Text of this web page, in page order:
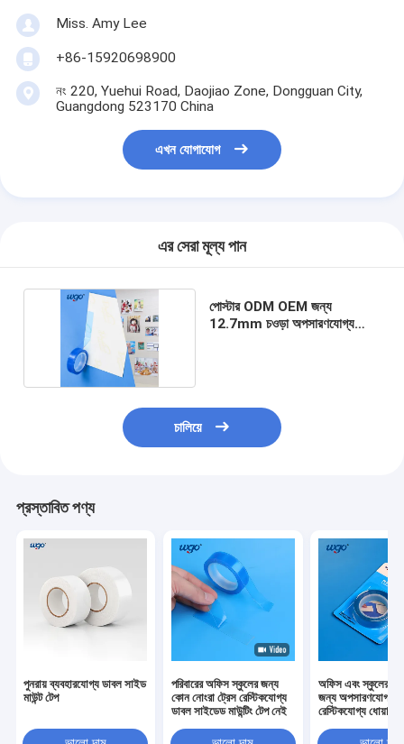
Miss. Amy Lee
+86-15920698900
নং 220, Yuehui Road, Daojiao Zone, Dongguan City,
Guangdong 523170 China
এখন যোগাযোগ
এর সেরা মূল্য পান
পোস্টার ODM OEM জন্য
12.7mm চওড়া অপসারণযোগ্য
চালিয়ে
প্রস্তাবিত পণ্য
পুনরায় ব্যবহারযোগ্য ডাবল সাইড
মাউন্ট টেপ
পরিবারের অফিস স্কুলের জন্য
কোন নোংরা ট্রেস রেস্টিকযোগ্য
ডাবল সাইডেড মাউন্টিং টেপ নেই
অফিস এবং স্কুলের
জন্য অপসারণযোগ্য
রেস্টিকযোগ্য ধোয়ার